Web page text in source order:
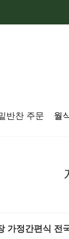
반찬 주문 월
가정간편식 전